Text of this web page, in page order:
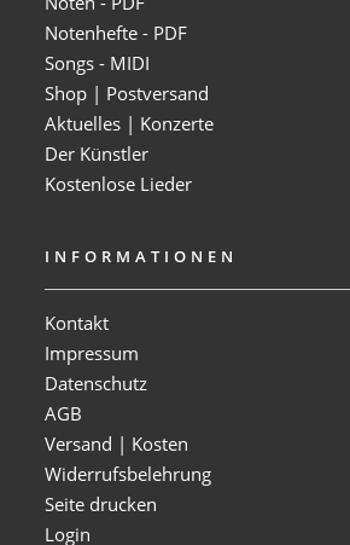
Notenhefte - PDF
Songs - MIDI
Shop | Postversand
Aktuelles | Konzerte
Der Künstler
Kostenlose Lieder
INFORMATIONEN
Kontakt
Impressum
Datenschutz
AGB
Versand | Kosten
Widerrufsbelehrung
Seite drucken
Login